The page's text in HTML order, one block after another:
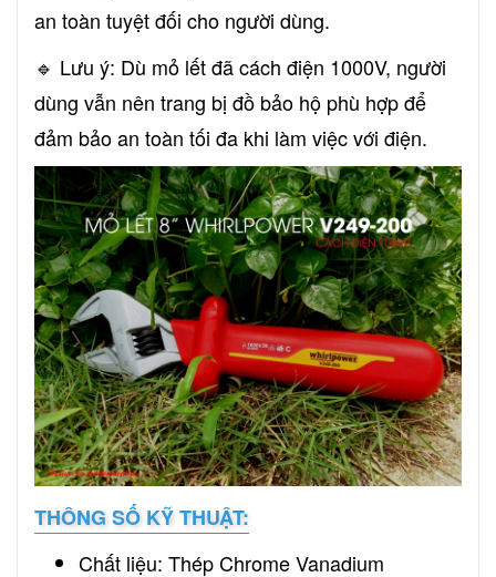
an toàn tuyệt đối cho người dùng.
🔹 Lưu ý: Dù mỏ lết đã cách điện 1000V, người
dùng vẫn nên trang bị đồ bảo hộ phù hợp để
đảm bảo an toàn tối đa khi làm việc với điện.
THÔNG SỐ KỸ THUẬT:
Chất liệu: Thép Chrome Vanadium